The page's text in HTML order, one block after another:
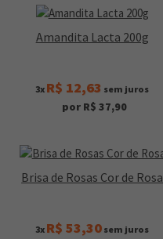
Amandita Lacta 200g
3x R$ 12,63 sem juros
por R$ 37,90
Brisa de Rosas Cor de Rosa
3x R$ 53,30 sem juros